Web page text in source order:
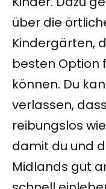
über die
Kindergärten,
besten Option
können. Du
verlassen,
reibungslos
damit du und
Midlands gut